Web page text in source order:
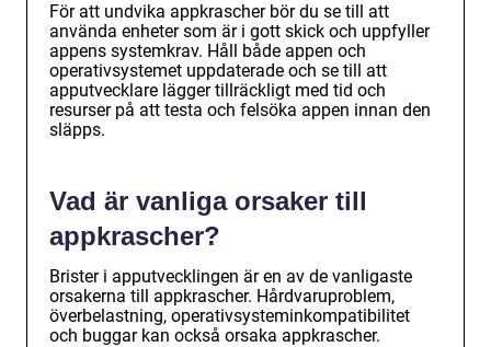
För att undvika appkrascher bör du se till att
använda enheter som är i gott skick och uppfyller
appens systemkrav. Håll både appen och
operativsystemet uppdaterade och se till att
apputvecklare lägger tillräckligt med tid och
resurser på att testa och felsöka appen innan den
släpps.
Vad är vanliga orsaker till
appkrascher?
Brister i apputvecklingen är en av de vanligaste
orsakerna till appkrascher. Hårdvaruproblem,
överbelastning, operativsysteminkompatibilitet
och buggar kan också orsaka appkrascher.